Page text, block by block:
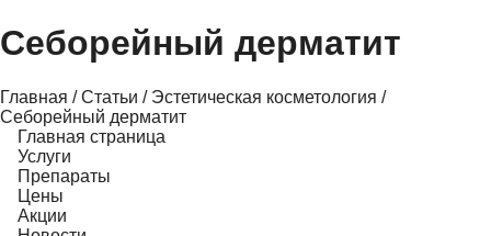
Себорейный дерматит
Главная /Статьи / Эстетическая косметология /
Себорейный дерматит
Главная страница
Услуги
Препараты
Цены
Акции